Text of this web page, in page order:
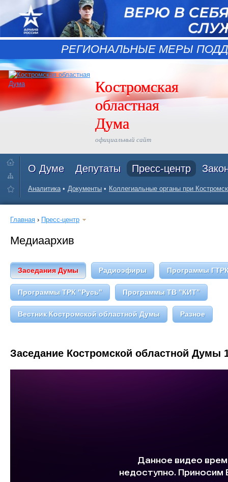
РЕГИОНАЛЬНЫЕ МЕРЫ
Костромская
областная
Дума
официальный сайт
О Думе Депутаты Пресс-центр
Аналитика Документы Коллегиальные органы при
Главная › Пресс-центр
Медиаархив
Заседания Думы Радиоэфиры Программы
Программы ТРК "Русь" Программы ТВ "КИТ"
Вестник Костромской областной Думы Разное
Заседание Костромской областной Думы